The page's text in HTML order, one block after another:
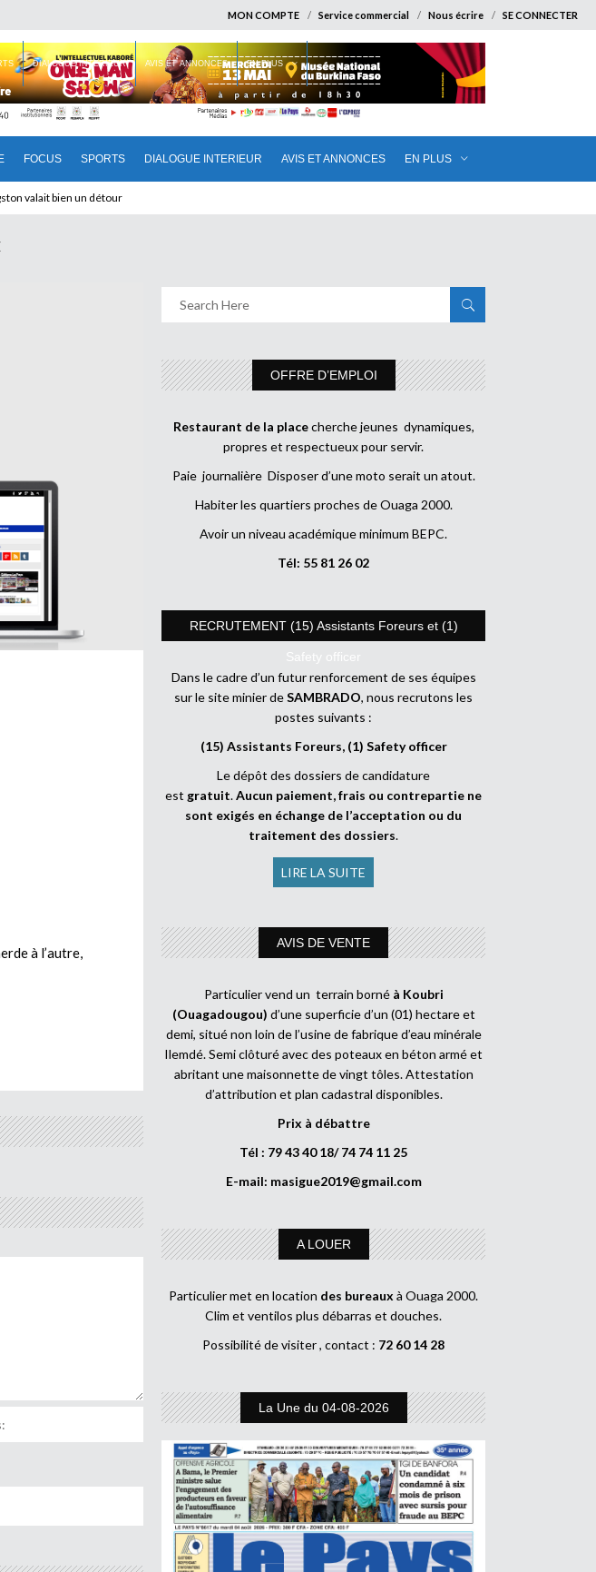
MON COMPTE Service commercial Nous écrire SE CONNECTER
FOCUS SPORTS DIALOGUE INTERIEUR AVIS ET ANNONCES EN PLUS
DIALOGUE INTERIEUR AVIS ET ANNONCES EN PLUS
valait bien un détour
sans partir !
à l’autre,
OFFRE D’EMPLOI
Restaurant de la placecherche jeunes dynamiques,
propres et respectueux pour servir.
Paie journalière Disposer d’une moto serait un atout.
Habiter les quartiers proches de Ouaga 2000.
Avoir un niveau académique minimum BEPC.
Tél: 55 81 26 02
RECRUTEMENT (15) Assistants Foreurs et (1)
Safety officer
Dans le cadre d’un futur renforcement de ses équipes
sur le site minier deSAMBRADO, nous recrutons les
postes suivants :
(15) Assistants Foreurs, (1) Safety officer
Le dépôt des dossiers de candidature
est gratuit.Aucun paiement, frais ou contrepartie ne
sont exigés en échange de l’acceptation ou du
traitement des dossiers.
LIRE LA SUITE
AVIS DE VENTE
Particulier vend un terrain borné à Koubri
(Ouagadougou) d’une superficie d’un (01) hectare et
demi, situé non loin de l’usine de fabrique d’eau minérale
Ilemdé. Semi clôturé avec des poteaux en béton armé et
abritant une maisonnette de vingt tôles. Attestation
d’attribution et plan cadastral disponibles.
Prix à débattre
Tél : 79 43 40 18/ 74 74 11 25
E-mail: masigue2019@gmail.com
A LOUER
Particulier met en location des bureaux à Ouaga 2000.
Clim et ventilos plus débarras et douches.
Possibilité de visiter , contact : 72 60 14 28
La Une du 04-08-2026